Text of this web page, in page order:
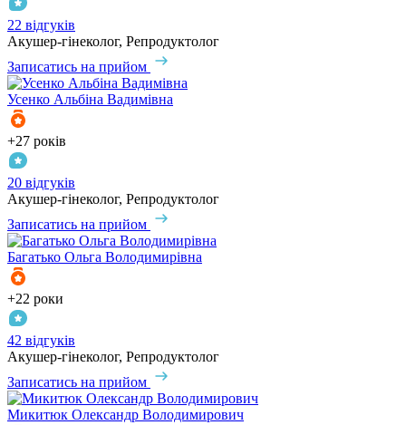
22 відгуків
Акушер-гінеколог, Репродуктолог
Записатись на прийом
Усенко Альбіна Вадимівна
+27 років
20 відгуків
Акушер-гінеколог, Репродуктолог
Записатись на прийом
Багатько Ольга Володимирівна
+22 роки
42 відгуків
Акушер-гінеколог, Репродуктолог
Записатись на прийом
Микитюк Олександр Володимирович